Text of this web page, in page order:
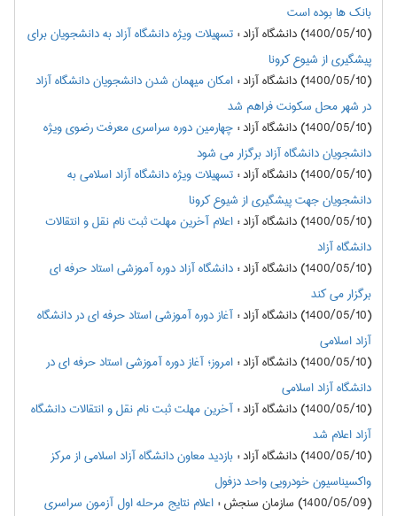
بانک ها بوده است
(1400/05/10) دانشگاه آزاد
:تسهیلات ویژه دانشگاه آزاد به دانشجویان برای
پیشگیری از شیوع کرونا
(1400/05/10) دانشگاه آزاد
:امکان میهمان شدن دانشجویان دانشگاه آزاد
در شهر محل سکونت فراهم شد
(1400/05/10) دانشگاه آزاد
:چهارمین دوره سراسری معرفت رضوی ویژه
دانشجویان دانشگاه آزاد برگزار می شود
(1400/05/10) دانشگاه آزاد
:تسهیلات ویژه دانشگاه آزاد اسلامی به
دانشجویان جهت پیشگیری از شیوع کرونا
(1400/05/10) دانشگاه آزاد
:اعلام آخرین مهلت ثبت نام نقل و انتقالات
دانشگاه آزاد
(1400/05/10) دانشگاه آزاد
:دانشگاه آزاد دوره آموزشی استاد حرفه ای
برگزار می کند
(1400/05/10) دانشگاه آزاد
:آغاز دوره آموزشی استاد حرفه ای در دانشگاه
آزاد اسلامی
(1400/05/10) دانشگاه آزاد
:امروز؛ آغاز دوره آموزشی استاد حرفه ای در
دانشگاه آزاد اسلامی
(1400/05/10) دانشگاه آزاد
:آخرین مهلت ثبت نام نقل و انتقالات دانشگاه
آزاد اعلام شد
(1400/05/10) دانشگاه آزاد
:بازدید معاون دانشگاه آزاد اسلامی از مرکز
واکسیناسیون خودرویی واحد دزفول
(1400/05/09) سازمان سنجش
:اعلام نتايج مرحله اول آزمون سراسري